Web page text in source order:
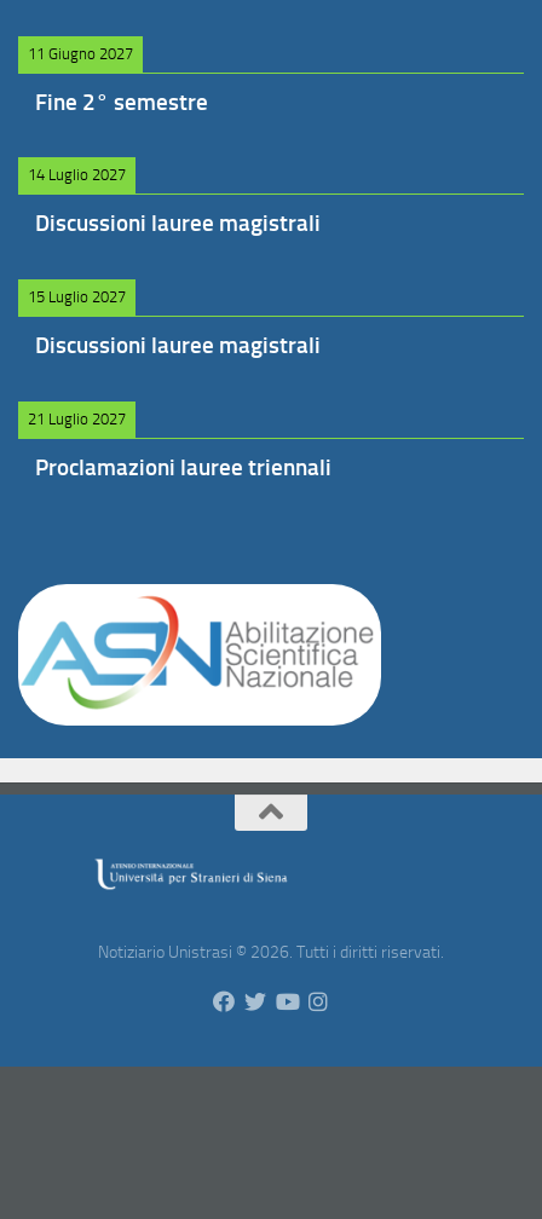
11 Giugno 2027
Fine 2° semestre
14 Luglio 2027
Discussioni lauree magistrali
15 Luglio 2027
Discussioni lauree magistrali
21 Luglio 2027
Proclamazioni lauree triennali
Notiziario Unistrasi © 2026. Tutti i diritti riservati.